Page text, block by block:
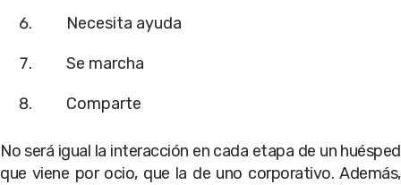
Necesita ayuda
Se marcha
Comparte
No será igual la interacción en cada etapa de un huésped
que viene por ocio, que la de uno corporativo. Además,